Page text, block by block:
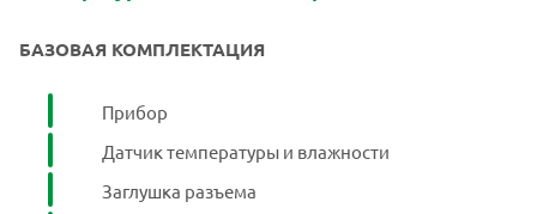
БАЗОВАЯ КОМПЛЕКТАЦИЯ
Прибор
Датчик температуры и влажности
Заглушка разъема